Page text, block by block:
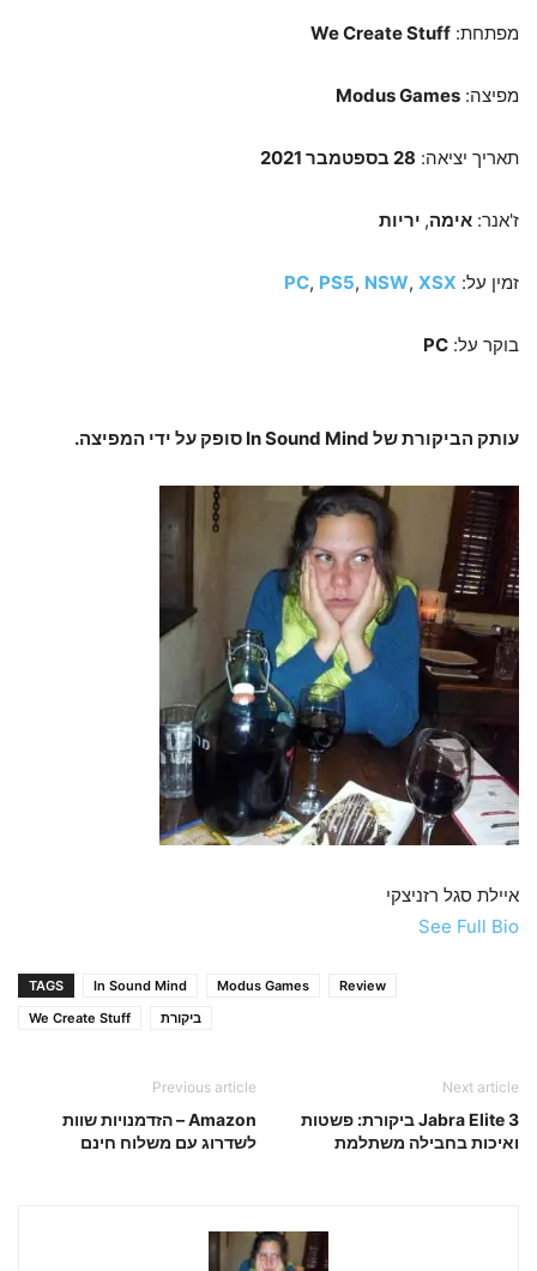
מפתחת: We Create Stuff
מפיצה: Modus Games
תאריך יציאה: 28 בספטמבר 2021
ז'אנר: אימה, יריות
זמין על: PC, PS5, NSW, XSX
בוקר על: PC
עותק הביקורת של In Sound Mind סופק על ידי המפיצה.
איילת סגל רזניצקי
See Full Bio
TAGS In Sound Mind Modus Games
Review
We Create Stuff
ביקורת
Previous article
Amazon – הזדמנויות שוות
לשדרוג עם משלוח חינם
Next article
Jabra Elite 3 ביקורת: פשטות
ואיכות בחבילה משתלמת